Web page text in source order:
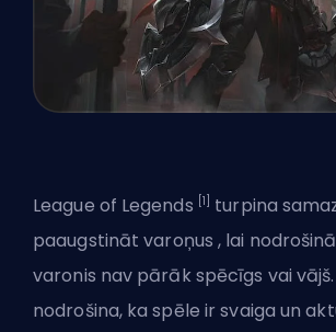
League of Legends [1]
turpina
paaugstinātvaroņus, lai
varonis nav pārāk spēcīgs vai
nodrošina, ka spēle ir svaiga un